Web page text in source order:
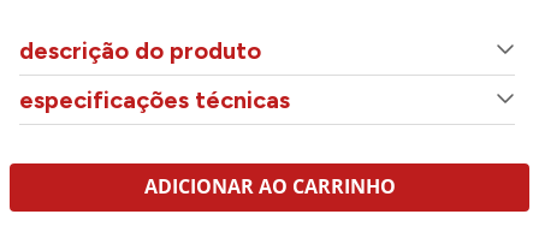
descrição do produto
especificações técnicas
ADICIONAR AO CARRINHO